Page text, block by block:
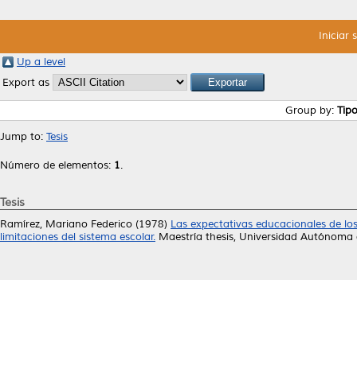
Iniciar
Up a level
Export as
Group by:
Jump to: Tesis
Número de elementos: 1.
Tesis
Ramírez, Mariano Federico (1978) Las expectativas educacionales de
limitaciones del sistema escolar. Maestría thesis, Universidad Autónoma